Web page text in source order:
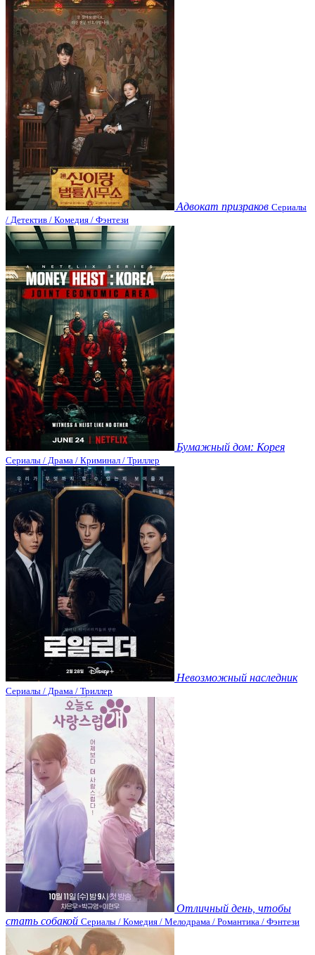
Адвокат призраков Сериалы
/ Детектив / Комедия / Фэнтези
Бумажный дом: Корея
Сериалы / Драма / Криминал / Триллер
Невозможный наследник
Сериалы / Драма / Триллер
Отличный день, чтобы
стать собакой Сериалы / Комедия / Мелодрама / Романтика / Фэнтези